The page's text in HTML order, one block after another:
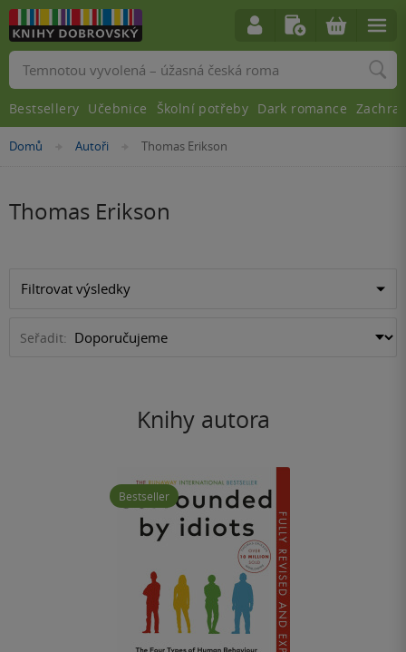
Nacházíte
Domů »Autoři »
Thomas Erikson
Thomas Erikson
Filtrovat výsledky
Seřadit:
Knihy autora
Bestseller
Vyhledávání
Bestsellery Učebnice Školní potřeby Dark romance